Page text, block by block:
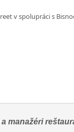
v spolupráci s
manažéri